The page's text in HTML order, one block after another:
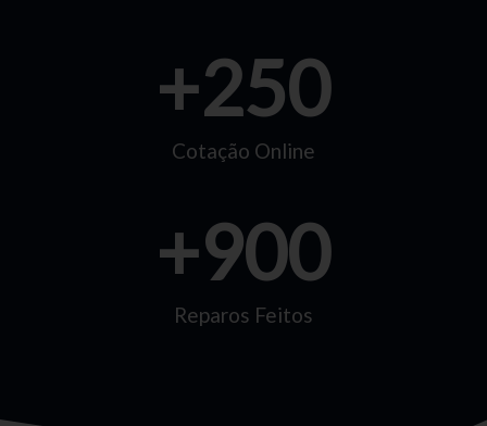
Cotação Online
+250
Reparos Feitos
+900